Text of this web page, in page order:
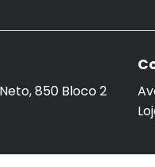
850 Bloco 2